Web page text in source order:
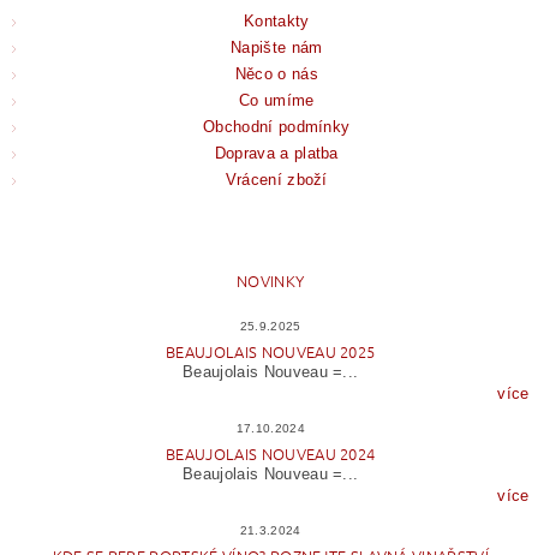
Kontakty
Napište nám
Něco o nás
Co umíme
Obchodní podmínky
Doprava a platba
Vrácení zboží
NOVINKY
25.9.2025
BEAUJOLAIS NOUVEAU 2025
Beaujolais Nouveau =...
více
17.10.2024
BEAUJOLAIS NOUVEAU 2024
Beaujolais Nouveau =...
více
21.3.2024